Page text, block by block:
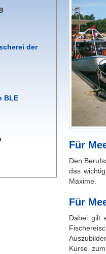
der
BLE
Für
Den
das
Maxime.
Für
Dabei gilt
Kurse